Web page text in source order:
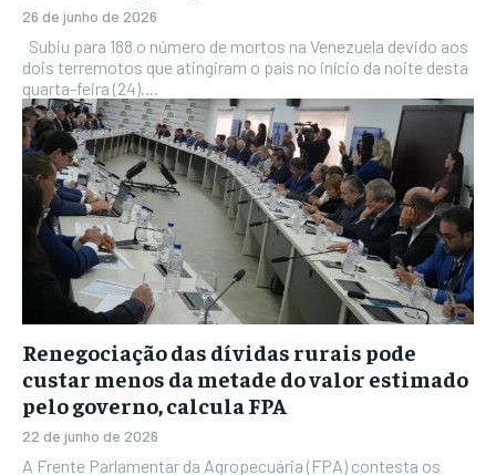
26 de junho de 2026
dois terremotos que atingiram o país no início da noite desta
quarta-feira (24)....
Renegociação das dívidas rurais pode
custar menos da metade do valor estimado
pelo governo, calcula FPA
22 de junho de 2026
A Frente Parlamentar da Agropecuária (FPA) contesta os